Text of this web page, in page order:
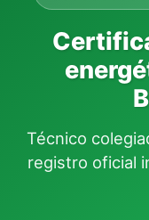
Técnico
registro oficial